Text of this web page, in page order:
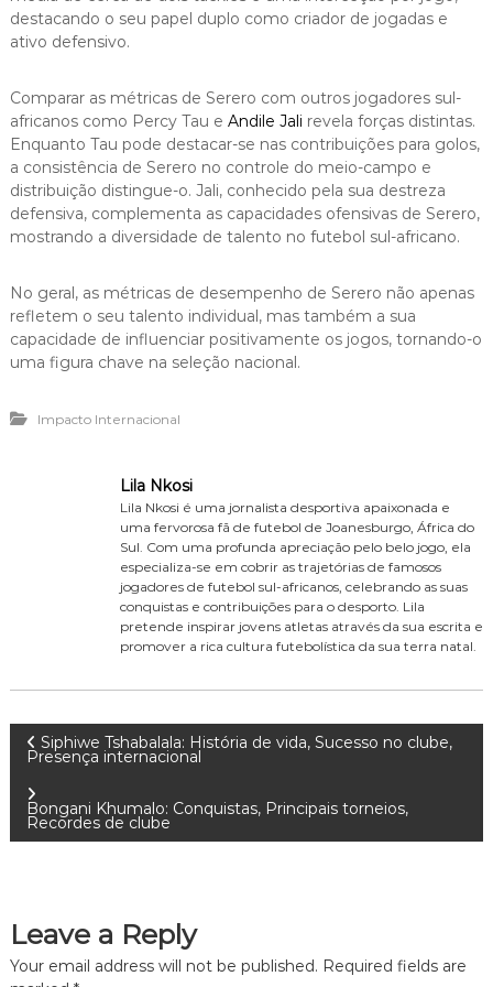
destacando o seu papel duplo como criador de jogadas e
ativo defensivo.
Comparar as métricas de Serero com outros jogadores sul-
africanos como Percy Tau e Andile Jali revela forças distintas.
Enquanto Tau pode destacar-se nas contribuições para golos,
a consistência de Serero no controle do meio-campo e
distribuição distingue-o. Jali, conhecido pela sua destreza
defensiva, complementa as capacidades ofensivas de Serero,
mostrando a diversidade de talento no futebol sul-africano.
No geral, as métricas de desempenho de Serero não apenas
refletem o seu talento individual, mas também a sua
capacidade de influenciar positivamente os jogos, tornando-o
uma figura chave na seleção nacional.
Impacto Internacional
Lila Nkosi
Lila Nkosi é uma jornalista desportiva apaixonada e
uma fervorosa fã de futebol de Joanesburgo, África do
Sul. Com uma profunda apreciação pelo belo jogo, ela
especializa-se em cobrir as trajetórias de famosos
jogadores de futebol sul-africanos, celebrando as suas
conquistas e contribuições para o desporto. Lila
pretende inspirar jovens atletas através da sua escrita e
promover a rica cultura futebolística da sua terra natal.
P
s
n
Siphiwe Tshabalala: História de vida, Sucesso no clube,
Presença internacional
Bongani Khumalo: Conquistas, Principais torneios,
Recordes de clube
Leave a Reply
Your email address will not be published. Required fields are